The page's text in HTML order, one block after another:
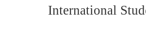
International